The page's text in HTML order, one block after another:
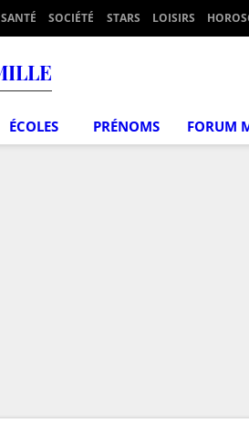
SANTÉ SOCIÉTÉ STARS LOISIRS
ÉCOLES PRÉNOMS FORUM